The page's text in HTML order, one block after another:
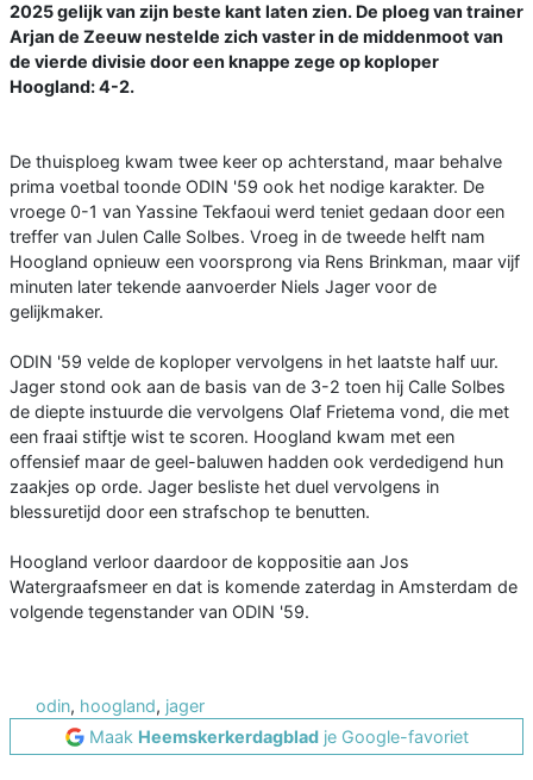
2025 gelijk van zijn beste kant laten zien. De ploeg van trainer
Arjan de Zeeuw nestelde zich vaster in de middenmoot van
de vierde divisie door een knappe zege op koploper
Hoogland: 4-2.
De thuisploeg kwam twee keer op achterstand, maar behalve
prima voetbal toonde ODIN '59 ook het nodige karakter. De
vroege 0-1 van Yassine Tekfaoui werd teniet gedaan door een
treffer van Julen Calle Solbes. Vroeg in de tweede helft nam
Hoogland opnieuw een voorsprong via Rens Brinkman, maar vijf
minuten later tekende aanvoerder Niels Jager voor de
gelijkmaker.
ODIN '59 velde de koploper vervolgens in het laatste half uur.
Jager stond ook aan de basis van de 3-2 toen hij Calle Solbes
de diepte instuurde die vervolgens Olaf Frietema vond, die met
een fraai stiftje wist te scoren. Hoogland kwam met een
offensief maar de geel-baluwen hadden ook verdedigend hun
zaakjes op orde. Jager besliste het duel vervolgens in
blessuretijd door een strafschop te benutten.
Hoogland verloor daardoor de koppositie aan Jos
Watergraafsmeer en dat is komende zaterdag in Amsterdam de
volgende tegenstander van ODIN '59.
odin, hoogland, jager
Maak Heemskerkerdagbladje Google-favoriet